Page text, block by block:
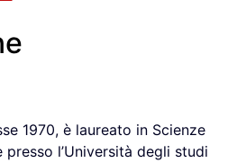
1970, è laureato in Scienze
l’Università degli studi